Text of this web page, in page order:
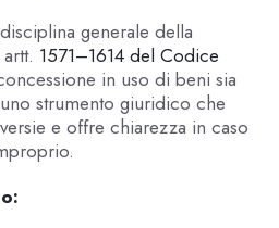
generale della
1571–1614 del Codice
in uso di beni sia
strumento giuridico che
e offre chiarezza in caso